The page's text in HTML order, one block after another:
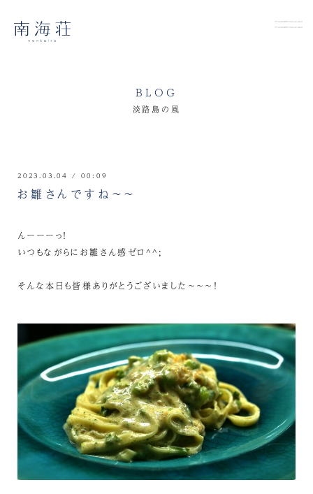
BLOG
淡路島の風
2023.03.04 / 00:09
お雛さんですね～～
んーーーっ！
いつもながらにお雛さん感ゼロ^^;
そんな本日も皆様ありがとうございました～～～！